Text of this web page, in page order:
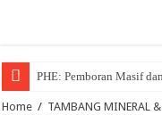
PHE: Pemboran Masif
Home / TAMBANG MINERAL